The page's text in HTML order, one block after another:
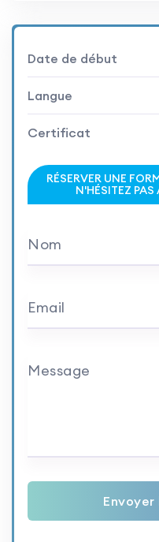
Date de début
Langue
Certificat
RÉSERVER UNE
N'HÉSITEZ
Nom
Email
Message
Envoyer